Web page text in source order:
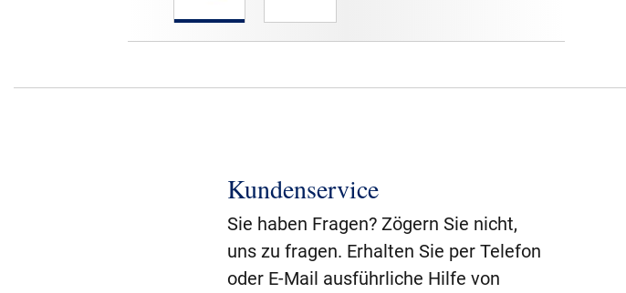
Kundenservice
Sie haben Fragen? Zögern Sie nicht,
uns zu fragen. Erhalten Sie per Telefon
oder E-Mail ausführliche Hilfe von